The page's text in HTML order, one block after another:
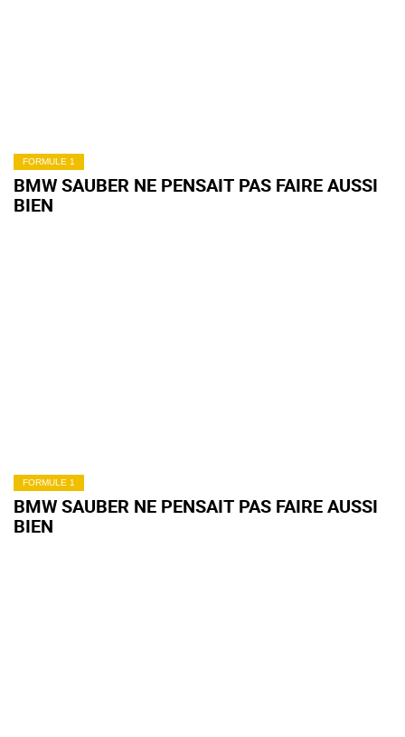
FORMULE 1
BMW SAUBER NE PENSAIT PAS FAIRE AUSSI
BIEN
FORMULE 1
BMW SAUBER NE PENSAIT PAS FAIRE AUSSI
BIEN